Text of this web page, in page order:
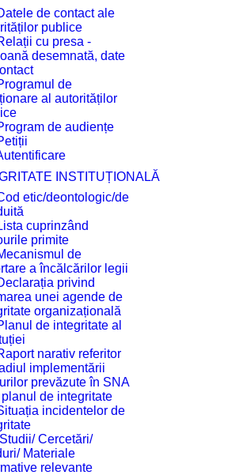
de contact ale
publice
cu presa -
desemnată, date
de
al autorităților
de audiențe
INSTITUȚIONALĂ
etic/deontologic/de
cuprinzând
primite
de
a încălcărilor legii
privind
unei agende de
organizațională
de integritate al
narativ referitor
implementării
prevăzute în SNA
de integritate
incidentelor de
Cercetări/
Materiale
relevante